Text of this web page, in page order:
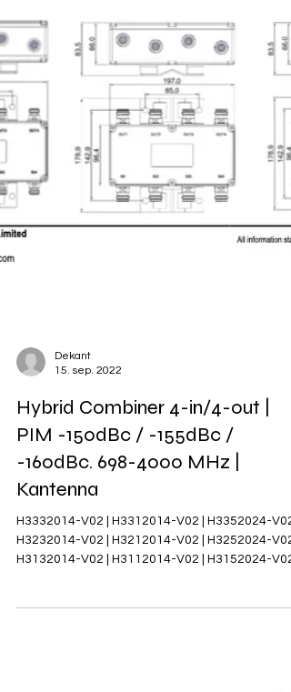
Dekant
Hybrid Combiner 4-in/4-out |
PIM -150dBc / -155dBc /
-160dBc. 698-4000 MHz |
Kantenna
H3332014-V02 | H3312014-V02 | H3352024-V02
H3232014-V02 | H3212014-V02 | H3252024-V02